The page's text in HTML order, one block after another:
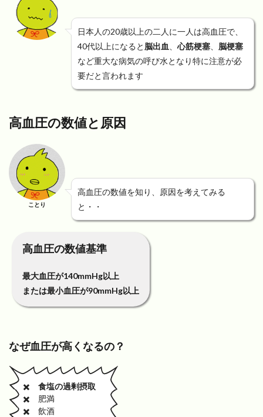
日本人の20歳以上の二人に一人は高血圧で、
40代以上になると 脳出血 心筋梗塞
脳梗塞
など重大な病気の呼び水となり特に注意が必
要だと言われます
高血圧の数値と原因
ことり
高血圧の数値を知り、原因を考えてみる
と・・
高血圧の数値基準
最大血圧が140mmHg以上
または最小血圧が90mmHg以上
なぜ血圧が高くなるの？
✖️ 食塩の過剰摂取
✖️ 肥満
✖️ 飲酒